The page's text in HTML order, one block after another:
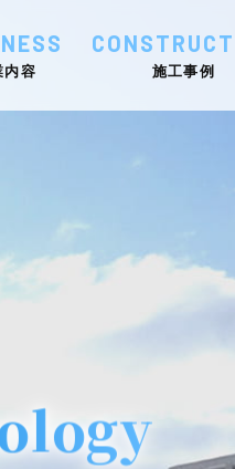
内容 施工事例